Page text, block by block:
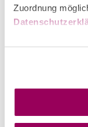
Zuordnung
PresseTeamB2B-
Impressum